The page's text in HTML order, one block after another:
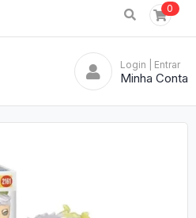
0
Login | Entrar
Minha Conta